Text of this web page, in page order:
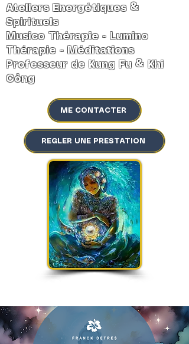
Ateliers Energétiques &
Spirituels
Musico Thérapie - Lumino
Thérapie - Méditations
Professeur de Kung Fu & Khi
Công
ME CONTACTER
REGLER UNE PRESTATION